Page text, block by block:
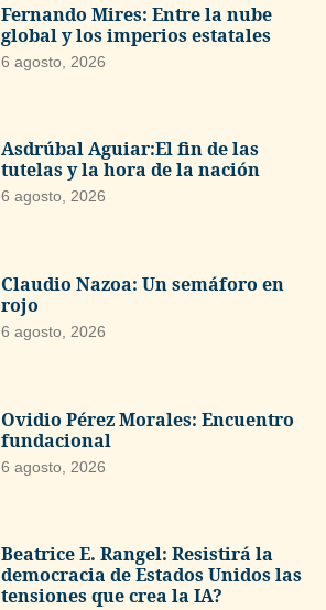
Fernando Mires: Entre la nube
global y los imperios estatales
6 agosto, 2026
Asdrúbal Aguiar:El fin de las
tutelas y la hora de la nación
6 agosto, 2026
Claudio Nazoa: Un semáforo en
rojo
6 agosto, 2026
Ovidio Pérez Morales: Encuentro
fundacional
6 agosto, 2026
Beatrice E. Rangel: Resistirá la
democracia de Estados Unidos las
tensiones que crea la IA?